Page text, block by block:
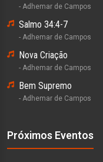
- Adhemar de Campos
Salmo 34:4-7
- Adhemar de Campos
Nova Criação
- Adhemar de Campos
Bem Supremo
- Adhemar de Campos
Próximos Eventos